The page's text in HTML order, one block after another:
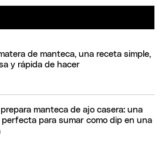
de manteca, una receta simple,
y rápida de hacer
manteca de ajo casera: una
perfecta para sumar como dip en una